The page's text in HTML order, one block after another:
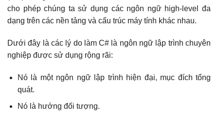
cho phép chúng ta sử dụng các ngôn ngữ high-level đa
dạng trên các nền tảng và cấu trúc máy tính khác nhau.
Dưới đây là các lý do làm C# là ngôn ngữ lập trình chuyên
nghiệp được sử dụng rộng rãi:
Nó là một ngôn ngữ lập trình hiện đại, mục đích tổng
quát.
Nó là hướng đối tượng.